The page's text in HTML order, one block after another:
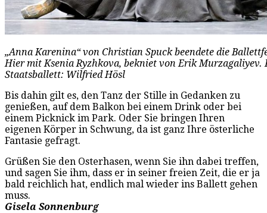
„Anna Karenina“ von Christian Spuck beendete die
Hier mit Ksenia Ryzhkova, bekniet von Erik Murzagaliyev.
Staatsballett: Wilfried Hösl
Bis dahin gilt es, den Tanz der Stille in Gedanken zu
genießen, auf dem Balkon bei einem Drink oder bei
einem Picknick im Park. Oder Sie bringen Ihren
eigenen Körper in Schwung, da ist ganz Ihre österliche
Fantasie gefragt.
Grüßen Sie den Osterhasen, wenn Sie ihn dabei treffen,
und sagen Sie ihm, dass er in seiner freien Zeit, die er ja
bald reichlich hat, endlich mal wieder ins Ballett gehen
muss.
Gisela Sonnenburg